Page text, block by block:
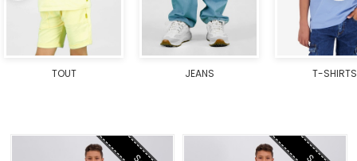
TOUT JEANS T-SHIRTS